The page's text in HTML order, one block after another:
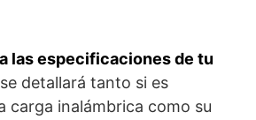
las especificaciones de tu
detallará tanto si es
carga inalámbrica como su